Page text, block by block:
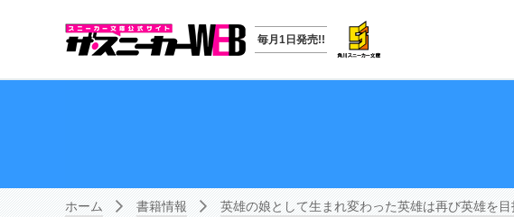
毎月1日発売!!
ホーム 書籍情報 英雄の娘として生まれ変わった英雄は再び英雄を目